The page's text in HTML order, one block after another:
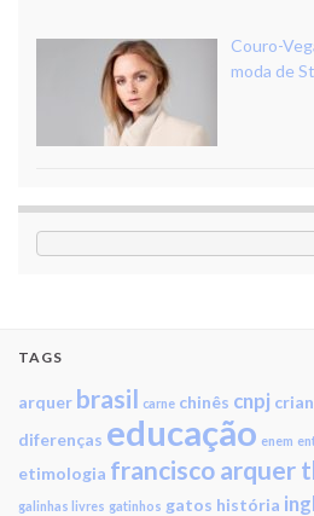
Couro-
moda de
TAGS
arquer brasil carne chinês cnpj
diferenças educação enem
etimologia francisco arquer
galinhas livres gatinhos gatos história